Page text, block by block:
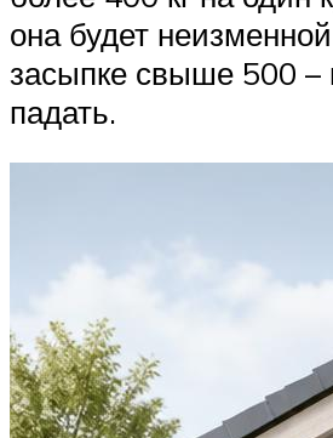
она будет
засыпке свыше 500 –
падать.